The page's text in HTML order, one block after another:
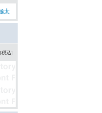
太
[税込]